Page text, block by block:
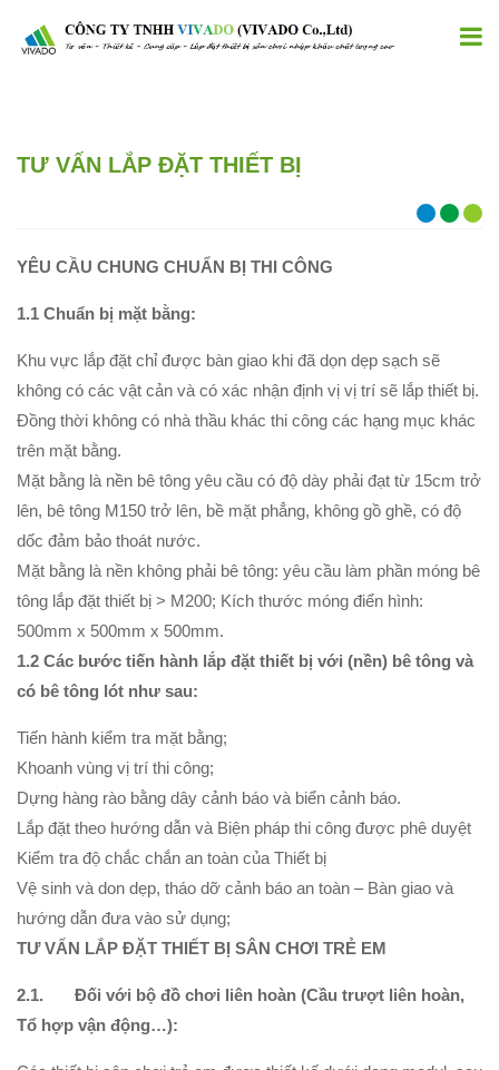
TƯ VẤN LẮP ĐẶT THIẾT BỊ
YÊU CẦU CHUNG CHUẨN BỊ THI CÔNG
1.1 Chuẩn bị mặt bằng:
Khu vực lắp đặt chỉ được bàn giao khi đã dọn dẹp sạch sẽ
không có các vật cản và có xác nhận định vị vị trí sẽ lắp thiết bị.
Đồng thời không có nhà thầu khác thi công các hạng mục khác
trên mặt bằng.
Mặt bằng là nền bê tông yêu cầu có độ dày phải đạt từ 15cm trở
lên, bê tông M150 trở lên, bề mặt phẳng, không gồ ghề, có độ
dốc đảm bảo thoát nước.
Mặt bằng là nền không phải bê tông: yêu cầu làm phần móng bê
tông lắp đặt thiết bị > M200; Kích thước móng điển hình:
500mm x 500mm x 500mm.
1.2 Các bước tiến hành lắp đặt thiết bị với (nền) bê tông và
có bê tông lót như sau:
Tiến hành kiểm tra mặt bằng;
Khoanh vùng vị trí thi công;
Dựng hàng rào bằng dây cảnh báo và biển cảnh báo.
Lắp đặt theo hướng dẫn và Biện pháp thi công được phê duyệt
Kiểm tra độ chắc chắn an toàn của Thiết bị
Vệ sinh và don dẹp, tháo dỡ cảnh báo an toàn – Bàn giao và
hướng dẫn đưa vào sử dụng;
TƯ VẤN LẮP ĐẶT THIẾT BỊ SÂN CHƠI TRẺ EM
2.1.
Đối với bộ đồ chơi liên hoàn (Cầu trượt liên hoàn,
Tổ hợp vận động…):